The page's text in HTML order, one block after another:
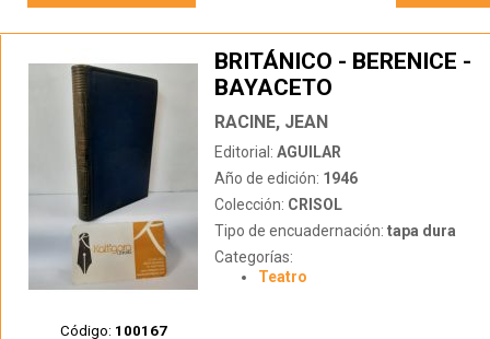
Código: 100167
BRITÁNICO - BERENICE -
BAYACETO
RACINE, JEAN
Editorial: AGUILAR
Año de edición: 1946
Colección: CRISOL
Tipo de encuadernación: tapa dura
Categorías:
Teatro